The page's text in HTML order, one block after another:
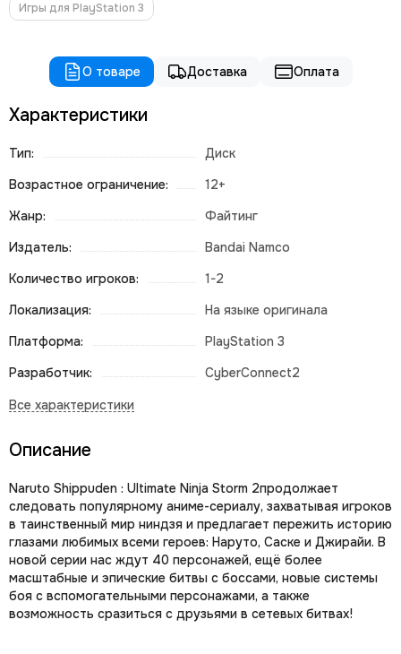
Игры для PlayStation 3
О товаре Доставка Оплата
Характеристики
Тип:
Диск
Возрастное ограничение:
12+
Жанр:
Файтинг
Издатель:
Bandai Namco
Количество игроков:
1-2
Локализация:
На языке оригинала
Платформа:
PlayStation 3
Разработчик:
CyberConnect2
Описание
Naruto Shippuden : Ultimate Ninja Storm 2продолжает
следовать популярному аниме-сериалу, захватывая игроков
в таинственный мир ниндзя и предлагает пережить историю
глазами любимых всеми героев: Наруто, Саске и Джирайи. В
новой серии нас ждут 40 персонажей, ещё более
масштабные и эпические битвы с боссами, новые системы
боя с вспомогательными персонажами, а также
возможность сразиться с друзьями в сетевых битвах!